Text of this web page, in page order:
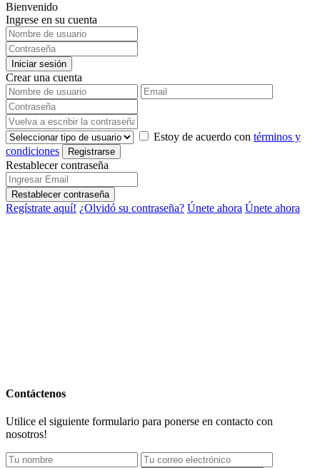
Bienvenido
Ingrese en su cuenta
Iniciar sesión
Crear una cuenta
Estoy de acuerdo con términos y
condiciones
Registrarse
Restablecer contraseña
Restablecer contraseña
Regístrate aquí! ¿Olvidó su contraseña? Únete ahora Únete ahora
Contáctenos
Utilice el siguiente formulario para ponerse en contacto con
nosotros!